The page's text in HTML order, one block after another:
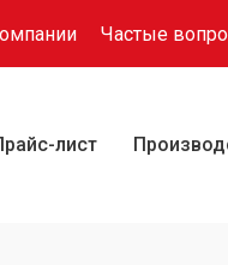
Частые
лист